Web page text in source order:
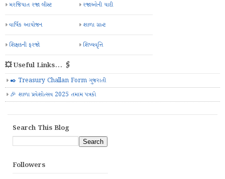
મરજિયાત રજા લીસ્ટ રજાઓની યાદી
વાર્ષિક આયોજન શાળા ગ્રાન્ટ
શિક્ષકની ફરજો શિષ્યવૃત્તિ
💥 Useful Links... 🖇️
✒️ Treasury Challan Form ગુજરાતી
🎉 શાળા પ્રવેશોત્સવ 2025 તમામ પત્રકો
Search This Blog
Followers